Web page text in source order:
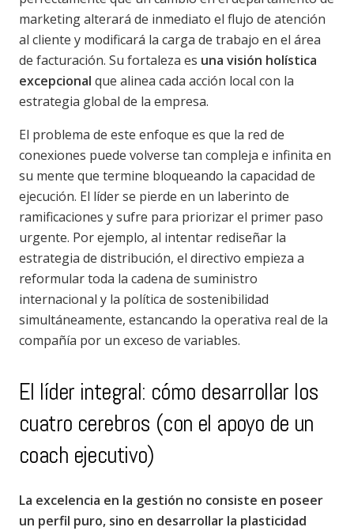
marketing alterará de inmediato el flujo de atención
al cliente y modificará la carga de trabajo en el área
de facturación. Su fortaleza es una visión holística
excepcional que alinea cada acción local con la
estrategia global de la empresa.
El problema de este enfoque es que la red de
conexiones puede volverse tan compleja e infinita en
su mente que termine bloqueando la capacidad de
ejecución. El líder se pierde en un laberinto de
ramificaciones y sufre para priorizar el primer paso
urgente. Por ejemplo, al intentar rediseñar la
estrategia de distribución, el directivo empieza a
reformular toda la cadena de suministro
internacional y la política de sostenibilidad
simultáneamente, estancando la operativa real de la
compañía por un exceso de variables.
El líder integral: cómo desarrollar los
cuatro cerebros (con el apoyo de un
coach ejecutivo)
La excelencia en la gestión no consiste en poseer
un perfil puro, sino en desarrollar la plasticidad